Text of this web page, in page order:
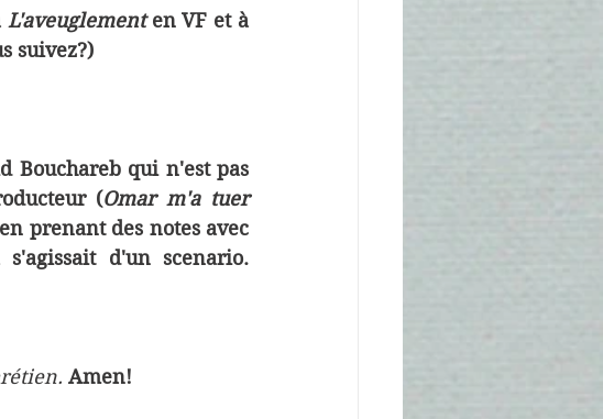
L'aveuglement
suivez?)
Bouchareb qui n'est pas
(
Omar m'a tuer
prenant des notes avec
d'un scenario.
Amen!